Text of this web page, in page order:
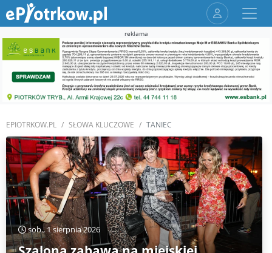
reklama
EPIOTRKOW.PL SŁOWA KLUCZOWE TANIEC
sob., 1 sierpnia 2026